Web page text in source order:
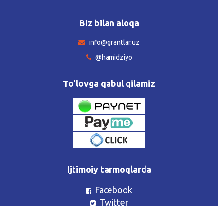
Biz bilan aloqa
info@grantlar.uz
@hamidziyo
To'lovga qabul qilamiz
Ijtimoiy tarmoqlarda
Facebook
Twitter